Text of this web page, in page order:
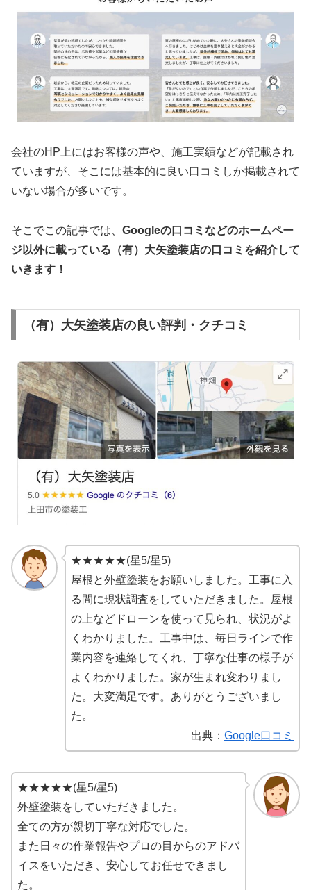
会社のHP上にはお客様の声や、施工実績などが記載され
ていますが、そこには基本的に良い口コミしか掲載されて
いない場合が多いです。
そこでこの記事では、 Googleの口コミなどのホームペー
ジ以外に載っている（有）大矢塗装店の口コミを紹介して
いきます！
（有）大矢塗装店の良い評判・クチコミ
★★★★★(星5/星5)
屋根と外壁塗装をお願いしました。工事に入
る間に現状調査をしていただきました。屋根
の上などドローンを使って見られ、状況がよ
くわかりました。工事中は、毎日ラインで作
業内容を連絡してくれ、丁寧な仕事の様子が
よくわかりました。家が生まれ変わりまし
た。大変満足です。ありがとうございまし
た。
出典： Google口コミ
★★★★★(星5/星5)
外壁塗装をしていただきました。
全ての方が親切丁寧な対応でした。
また日々の作業報告やプロの目からのアドバ
イスをいただき、安心してお任せできまし
た。